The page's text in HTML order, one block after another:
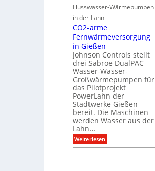
n
r
o
j
e
k
t
k
o
n
f
i
g
u
r
t
i
s
r
i
s
c
h
e
L
e
u
c
h
t
e
n
i
t
Flusswasser-Wärmepumpen
in der Lahn
CO2-arme
Fernwärmeversorgung
in Gießen
Johnson Controls stellt
drei Sabroe DualPAC
Wasser-Wasser-
Großwärmepumpen für
das Pilotprojekt
PowerLahn der
Stadtwerke Gießen
bereit. Die Maschinen
werden Wasser aus der
Lahn…
Weiterlesen:
C